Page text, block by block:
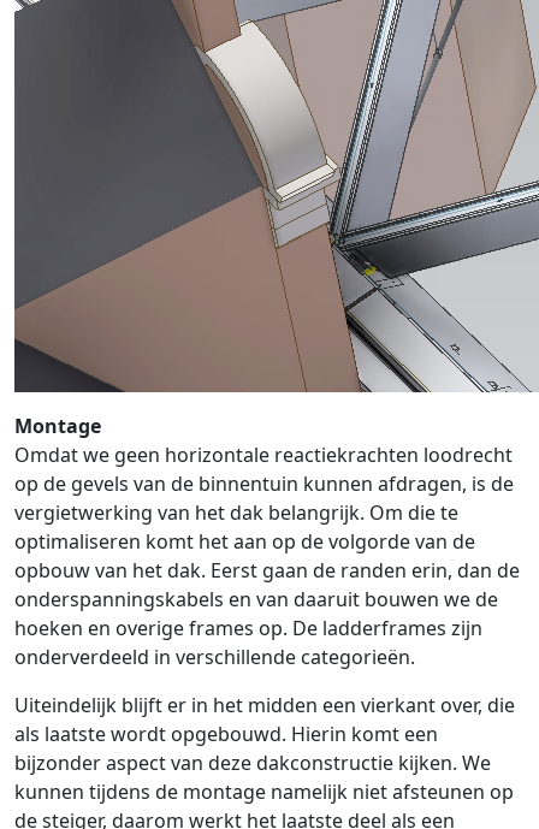
Montage
Omdat we geen horizontale reactiekrachten loodrecht
op de gevels van de binnentuin kunnen afdragen, is de
vergietwerking van het dak belangrijk. Om die te
optimaliseren komt het aan op de volgorde van de
opbouw van het dak. Eerst gaan de randen erin, dan de
onderspanningskabels en van daaruit bouwen we de
hoeken en overige frames op. De ladderframes zijn
onderverdeeld in verschillende categorieën.
Uiteindelijk blijft er in het midden een vierkant over, die
als laatste wordt opgebouwd. Hierin komt een
bijzonder aspect van deze dakconstructie kijken. We
kunnen tijdens de montage namelijk niet afsteunen op
de steiger, daarom werkt het laatste deel als een